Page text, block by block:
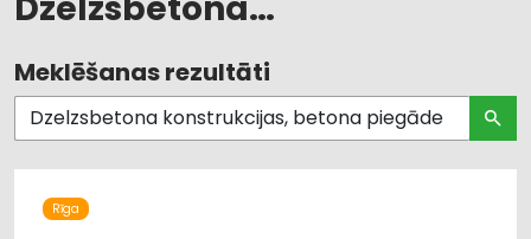
Visas nozares
Būvmateriālu, būvkonstrukciju tirdzniecība
Meklēšanas rezultāti
Rīga